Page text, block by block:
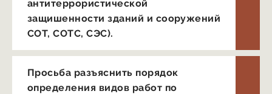
антитеррористической
защишенности зданий и сооружений
СОТ, СОТС, CЭC).
Просьба разъяснить порядок
определения видов работ по